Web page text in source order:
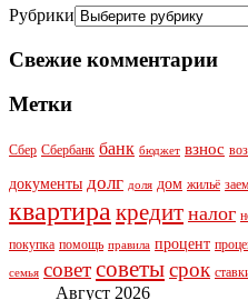
Рубрики
Свежие комментарии
Метки
Сбер Сбербанк банк бюджет взнос
документы долг доля дом жильё
квартира кредит налог
покупка помощь правила процент
семья советсоветысрок
Август 2026